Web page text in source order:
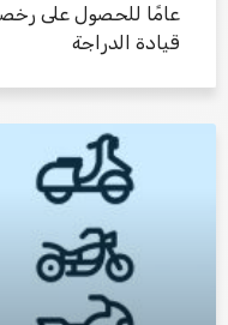
قيادة الدراجة